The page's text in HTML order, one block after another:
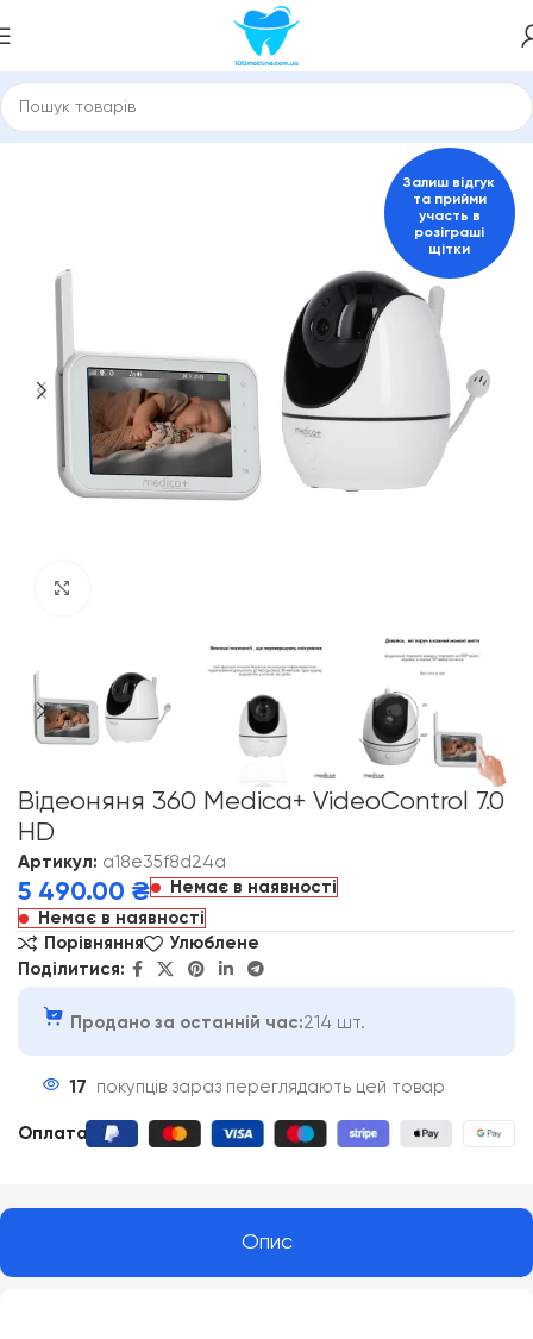
Головна 149061330
Залиш відгук
та прийми
участь в
розіграші
щітки
Відеоняня 360 Medica+ VideoControl 7.0
HD
Артикул: a18e35f8d24a
5 490.00 ₴
Немає в наявності
Немає в наявності
Порівняння
Улюблене
Поділитися:
Продано за останній час:214 шт.
17 покупців зараз переглядають цей товар
Оплата
Опис